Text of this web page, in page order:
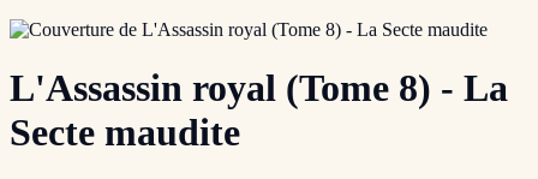
L'Assassin royal (Tome 8) - La
Secte maudite